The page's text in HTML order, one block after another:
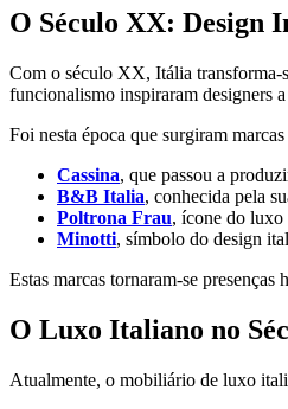
O Século XX: Design
Com o século XX, Itália transforma-
funcionalismo inspiraram designers
Foi nesta época que surgiram
Cassina, que passou a
B&B Italia, conhecida pela
Poltrona Frau, ícone do luxo
Minotti, símbolo do design
Estas marcas tornaram-se presenças
O Luxo Italiano no
Atualmente, o mobiliário de luxo